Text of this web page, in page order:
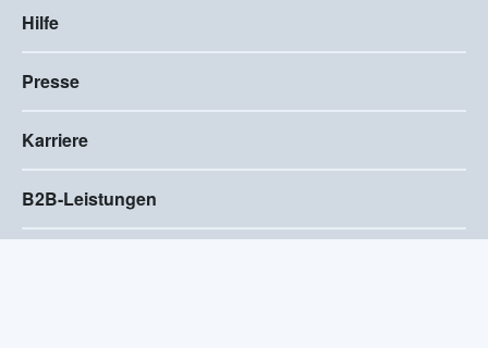
Hilfe
Presse
Karriere
B2B-Leistungen